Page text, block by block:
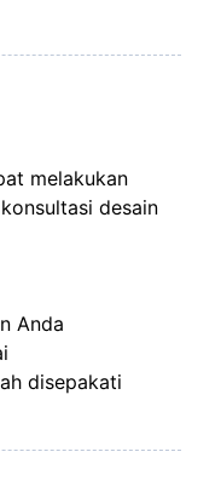
melakukan
desain
Anda
disepakati